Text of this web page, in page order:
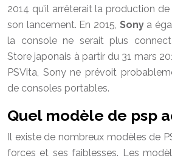
2014 qu’il arrêterait la production de
son lancement. En 2015, Sonya
la console ne serait plus
Store japonais à partir du 31 mars
PSVita, Sony ne prévoit
de consoles portables.
Quel modèle de psp
Il existe de nombreux modèles de
forces et ses faiblesses. Les